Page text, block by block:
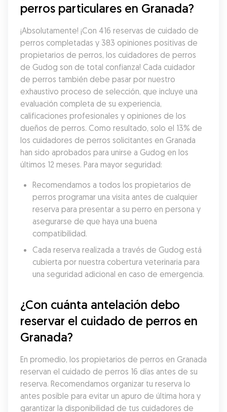
perros particulares en Granada?
¡Absolutamente! ¡Con 416 reservas de cuidado de
perros completadas y 383 opiniones positivas de
propietarios de perros, los cuidadores de perros
de Gudog son de total confianza! Cada cuidador
de perros también debe pasar por nuestro
exhaustivo proceso de selección, que incluye una
evaluación completa de su experiencia,
calificaciones profesionales y opiniones de los
dueños de perros. Como resultado, solo el 13% de
los cuidadores de perros solicitantes en Granada
han sido aprobados para unirse a Gudog en los
últimos 12 meses. Para mayor seguridad:
Recomendamos a todos los propietarios de
perros programar una visita antes de cualquier
reserva para presentar a su perro en persona y
asegurarse de que haya una buena
compatibilidad.
Cada reserva realizada a través de Gudog está
cubierta por nuestra cobertura veterinaria para
una seguridad adicional en caso de emergencia.
¿Con cuánta antelación debo
reservar el cuidado de perros en
Granada?
En promedio, los propietarios de perros en Granada
reservan el cuidado de perros 16 días antes de su
reserva. Recomendamos organizar tu reserva lo
antes posible para evitar un apuro de última hora y
garantizar la disponibilidad de tus cuidadores de